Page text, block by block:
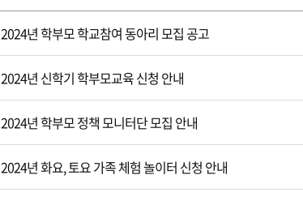
2024년 학부모 학교참여 동아리 모집 공고
2024년 신학기 학부모교육 신청 안내
2024년 학부모 정책 모니터단 모집 안내
2024년 화요, 토요 가족 체험 놀이터 신청 안내